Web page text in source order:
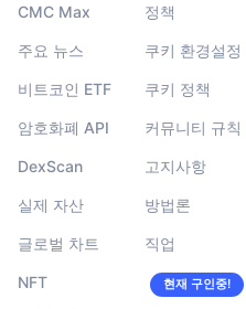
CMC Max
주요 뉴스
비트코인 ETF
암호화폐 API
DexScan
실제 자산
글로벌 차트
NFT
정책
쿠키 환경설정
쿠키 정책
커뮤니티 규칙
고지사항
방법론
직업
현재 구인중!